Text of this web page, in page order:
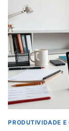
NA
ERA
PRODUTIVIDADE